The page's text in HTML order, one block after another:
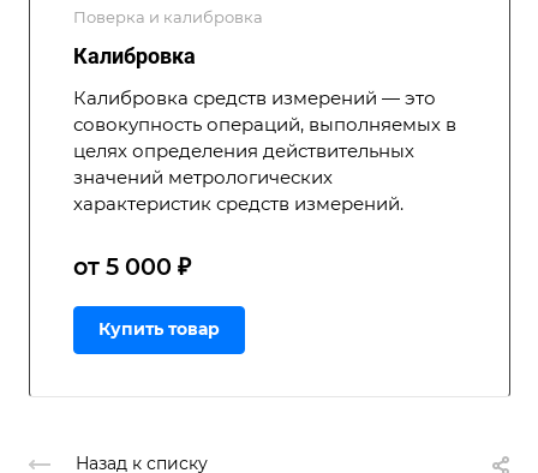
Поверка и калибровка
Калибровка
Калибровка средств измерений — это
совокупность операций, выполняемых в
целях определения действительных
значений метрологических
характеристик средств измерений.
от 5 000 ₽
Купить товар
Назад к списку